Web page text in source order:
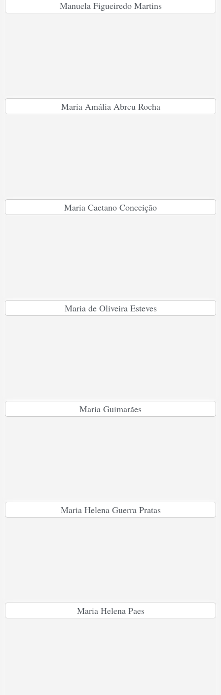
Manuela Figueiredo Martins
Maria Amália Abreu Rocha
Maria Caetano Conceição
Maria de Oliveira Esteves
Maria Guimarães
Maria Helena Guerra Pratas
Maria Helena Paes